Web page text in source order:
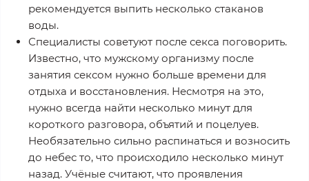
рекомендуется выпить несколько стаканов
воды.
Специалисты советуют после секса поговорить.
Известно, что мужскому организму после
занятия сексом нужно больше времени для
отдыха и восстановления. Несмотря на это,
нужно всегда найти несколько минут для
короткого разговора, объятий и поцелуев.
Необязательно сильно распинаться и возносить
до небес то, что происходило несколько минут
назад. Учёные считают, что проявления